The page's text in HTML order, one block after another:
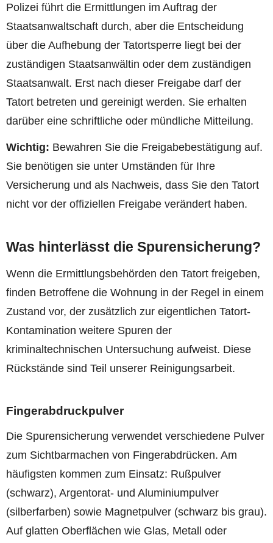
Polizei führt die Ermittlungen im Auftrag der
Staatsanwaltschaft durch, aber die Entscheidung
über die Aufhebung der Tatortsperre liegt bei der
zuständigen Staatsanwältin oder dem zuständigen
Staatsanwalt. Erst nach dieser Freigabe darf der
Tatort betreten und gereinigt werden. Sie erhalten
darüber eine schriftliche oder mündliche Mitteilung.
Wichtig: Bewahren Sie die Freigabebestätigung auf.
Sie benötigen sie unter Umständen für Ihre
Versicherung und als Nachweis, dass Sie den Tatort
nicht vor der offiziellen Freigabe verändert haben.
Was hinterlässt die Spurensicherung?
Wenn die Ermittlungsbehörden den Tatort freigeben,
finden Betroffene die Wohnung in der Regel in einem
Zustand vor, der zusätzlich zur eigentlichen Tatort-
Kontamination weitere Spuren der
kriminaltechnischen Untersuchung aufweist. Diese
Rückstände sind Teil unserer Reinigungsarbeit.
Fingerabdruckpulver
Die Spurensicherung verwendet verschiedene Pulver
zum Sichtbarmachen von Fingerabdrücken. Am
häufigsten kommen zum Einsatz: Rußpulver
(schwarz), Argentorat- und Aluminiumpulver
(silberfarben) sowie Magnetpulver (schwarz bis grau).
Auf glatten Oberflächen wie Glas, Metall oder